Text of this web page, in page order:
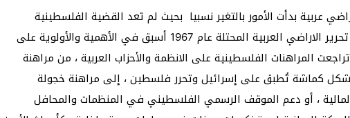
لأراضي عربية بدأت الأمور بالتغير نسبيا بحيث لم تعد القضية الفلسطينية
القضية الأولى للعرب ، وأصبح هدف تحرير الاراضي العربية المحتلة عام 1967 أسبق في الأهمية والأولوية على
المراهنات الفلسطينية على الانظمة والأحزاب العربية ، من مراهنة
كماشة تُطبق على إسرائيل وتحرر فلسطين ، إلى مراهنة خجولة
، أو دعم الموقف الرسمي الفلسطيني في المنظمات والمحافل